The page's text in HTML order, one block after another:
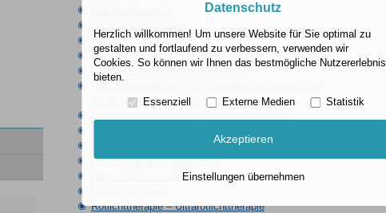
Raucherentwöhnung
Raucherentwöhnung (Kurzdarstellung aller Verfahren)
Raucherentwöhnung per Hypnose
medikamentöser Behandlung
Reine Inhalationsanästhesie
Reproduktionsmedizinische Verfahren
Rotlichttherapie – Ultrarotlichttherapie
Datenschutz
Herzlich willkommen! Um unsere Website für Sie optimal zu
gestalten und fortlaufend zu verbessern, verwenden wir
Cookies. So können wir Ihnen das bestmögliche Nutzererlebnis
bieten.
Essenziell Externe Medien Statistik
Akzeptieren
Einstellungen übernehmen